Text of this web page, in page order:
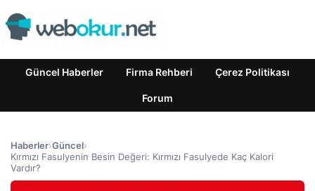
Güncel Haberler Firma Rehberi Çerez Politikası
Forum
Haberler›Güncel›
Kırmızı Fasulyenin Besin Değeri: Kırmızı Fasulyede Kaç Kalori
Vardır?